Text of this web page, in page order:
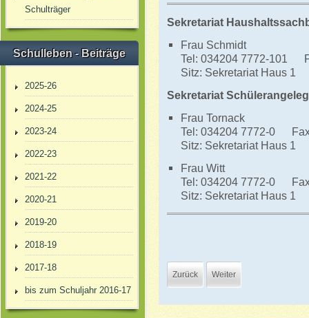
Schulträger
Schulleben - Beiträge
2025-26
2024-25
2023-24
2022-23
2021-22
2020-21
2019-20
2018-19
2017-18
bis zum Schuljahr 2016-17
Sekretariat
Frau Schmidt
Tel: 034204 7772-101
Sitz: Sekretariat Haus 1
Sekretariat
Frau Tornack
Tel: 034204 7772-0
Sitz: Sekretariat Haus 1
Frau Witt
Tel: 034204 7772-0
Sitz: Sekretariat Haus 1
Zurück Weiter